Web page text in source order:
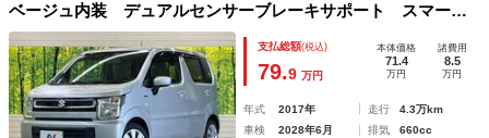
ベージュ内装 デュアルセンサーブレーキサポート スマート
キー ヘッドアップディスプレイ オートエアコン オートラ
イト ハイビームアシスト シートヒーター ＡＵＸ接続
支払総額(税込)
79.9 万円
本体価格
71.4
万円
諸費用
8.5
万円
年式 2017年 走行
4.3万km
車検
2028年6月 排気
660cc